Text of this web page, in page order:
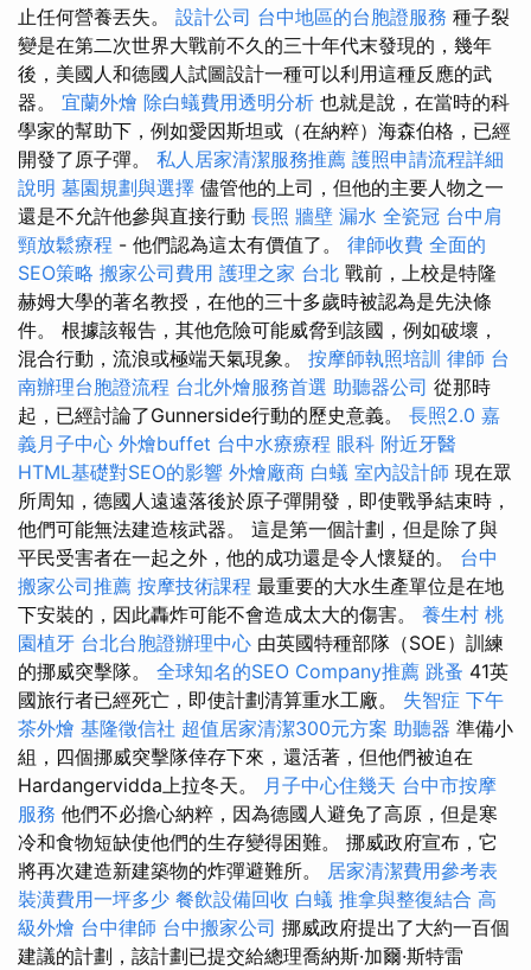
止任何營養丟失。 設計公司 台中地區的台胞證服務 種子裂
變是在第二次世界大戰前不久的三十年代末發現的，幾年
後，美國人和德國人試圖設計一種可以利用這種反應的武
器。 宜蘭外燴 除白蟻費用透明分析 也就是說，在當時的科
學家的幫助下，例如愛因斯坦或（在納粹）海森伯格，已經
開發了原子彈。 私人居家清潔服務推薦 護照申請流程詳細
說明 墓園規劃與選擇 儘管他的上司，但他的主要人物之一
還是不允許他參與直接行動 長照 牆壁 漏水 全瓷冠 台中肩
頸放鬆療程 - 他們認為這太有價值了。 律師收費 全面的
SEO策略 搬家公司費用 護理之家 台北 戰前，上校是特隆
赫姆大學的著名教授，在他的三十多歲時被認為是先決條
件。 根據該報告，其他危險可能威脅到該國，例如破壞，
混合行動，流浪或極端天氣現象。 按摩師執照培訓 律師 台
南辦理台胞證流程 台北外燴服務首選 助聽器公司 從那時
起，已經討論了Gunnerside行動的歷史意義。 長照2.0 嘉
義月子中心 外燴buffet 台中水療療程 眼科 附近牙醫
HTML基礎對SEO的影響 外燴廠商 白蟻 室內設計師 現在眾
所周知，德國人遠遠落後於原子彈開發，即使戰爭結束時，
他們可能無法建造核武器。 這是第一個計劃，但是除了與
平民受害者在一起之外，他的成功還是令人懷疑的。 台中
搬家公司推薦 按摩技術課程 最重要的大水生產單位是在地
下安裝的，因此轟炸可能不會造成太大的傷害。 養生村 桃
園植牙 台北台胞證辦理中心 由英國特種部隊（SOE）訓練
的挪威突擊隊。 全球知名的SEO Company推薦 跳蚤 41英
國旅行者已經死亡，即使計劃清算重水工廠。 失智症 下午
茶外燴 基隆徵信社 超值居家清潔300元方案 助聽器 準備小
組，四個挪威突擊隊倖存下來，還活著，但他們被迫在
Hardangervidda上拉冬天。
月子中心住幾天 台中市按摩
服務 他們不必擔心納粹，因為德國人避免了高原，但是寒
冷和食物短缺使他們的生存變得困難。 挪威政府宣布，它
將再次建造新建築物的炸彈避難所。 居家清潔費用參考表
裝潢費用一坪多少 餐飲設備回收 白蟻 推拿與整復結合 高
級外燴 台中律師 台中搬家公司 挪威政府提出了大約一百個
建議的計劃，該計劃已提交給總理喬納斯·加爾·斯特雷